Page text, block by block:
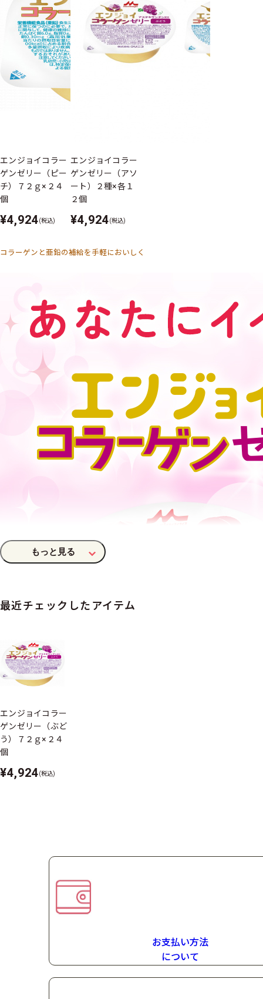
エンジョイコラー
ゲンゼリー（ピー
チ）７２ｇ×２４
個
¥4,924(税込)
エンジョイコラー
ゲンゼリー（アソ
ート）２種×各１
２個
¥4,924(税込)
コラーゲンと亜鉛の補給を手軽においしく
最近チェックしたアイテム
エンジョイコラー
ゲンゼリー（ぶど
う）７２ｇ×２４
個
¥4,924(税込)
お支払い方法
について